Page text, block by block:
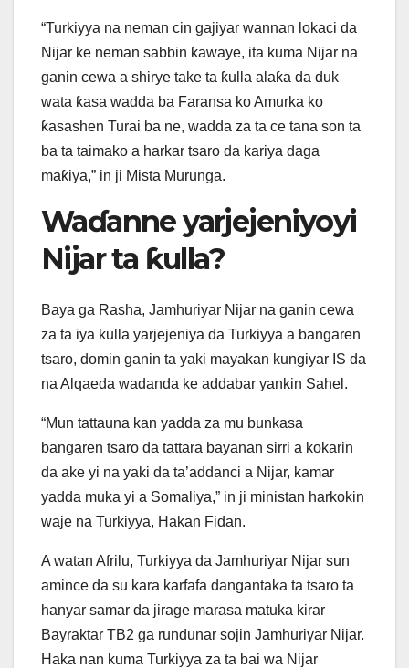
“Turkiyya na neman cin gajiyar wannan lokaci da
Nijar ke neman sabbin ƙawaye, ita kuma Nijar na
ganin cewa a shirye take ta ƙulla alaƙa da duk
wata ƙasa wadda ba Faransa ko Amurka ko
ƙasashen Turai ba ne, wadda za ta ce tana son ta
ba ta taimako a harkar tsaro da kariya daga
maƙiya,” in ji Mista Murunga.
Waɗanne yarjejeniyoyi
Nijar ta ƙulla?
Baya ga Rasha, Jamhuriyar Nijar na ganin cewa
za ta iya kulla yarjejeniya da Turkiyya a bangaren
tsaro, domin ganin ta yaki mayakan kungiyar IS da
na Alqaeda wadanda ke addabar yankin Sahel.
“Mun tattauna kan yadda za mu bunkasa
bangaren tsaro da tattara bayanan sirri a kokarin
da ake yi na yaki da ta’addanci a Nijar, kamar
yadda muka yi a Somaliya,” in ji ministan harkokin
waje na Turkiyya, Hakan Fidan.
A watan Afrilu, Turkiyya da Jamhuriyar Nijar sun
amince da su kara karfafa dangantaka ta tsaro ta
hanyar samar da jirage marasa matuka kirar
Bayraktar TB2 ga rundunar sojin Jamhuriyar Nijar.
Haka nan kuma Turkiyya za ta bai wa Nijar